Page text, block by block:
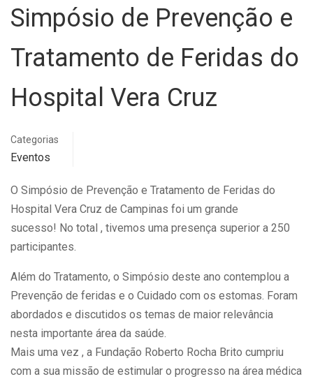
Simpósio de Prevenção e
Tratamento de Feridas do
Hospital Vera Cruz
Categorias
Eventos
O Simpósio de Prevenção e Tratamento de Feridas do
Hospital Vera Cruz de Campinas foi um grande
sucesso! No total , tivemos uma presença superior a 250
participantes.
Além do Tratamento, o Simpósio deste ano contemplou a
Prevenção de feridas e o Cuidado com os estomas. Foram
abordados e discutidos os temas de maior relevância
nesta importante área da saúde.
Mais uma vez , a Fundação Roberto Rocha Brito cumpriu
com a sua missão de estimular o progresso na área médica